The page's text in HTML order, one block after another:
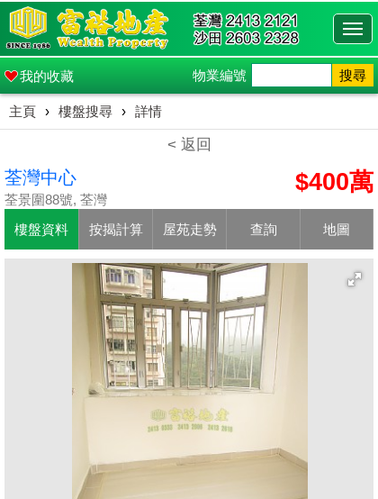
我的收藏 物業編號 搜尋
主頁 › 樓盤搜尋 › 詳情
< 返回
荃灣中心
荃景圍88號, 荃灣
$400萬
樓盤資料 按揭計算 屋苑走勢 查詢 地圖